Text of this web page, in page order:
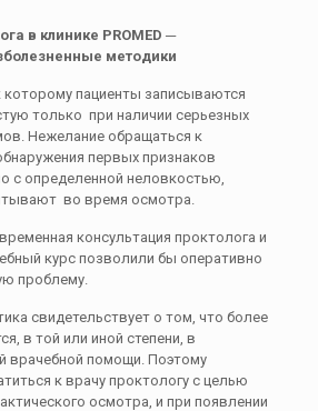
в клинике PROMED ─
методики
пациенты записываются
только при наличии серьезных
Нежелание обращаться к
первых признаков
с определенной неловкостью,
во время осмотра.
консультация проктолога и
курс позволили бы оперативно
проблему.
свидетельствует о том, что более
в той или иной степени, в
врачебной помощи. Поэтому
к врачу проктологу с целью
осмотра, и при появлении